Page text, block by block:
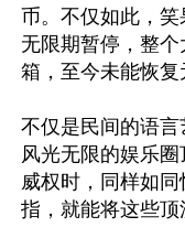
币。不仅如此，
无限期暂停，整
箱，至今未能恢复
不仅是民间的语
风光无限的娱乐
威权时，同样如
指，就能将这些顶